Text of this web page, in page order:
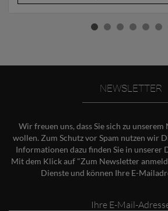
NEWSLETTER
Wir freuen uns, dass Sie sich zu
wollen. Zum Schutz vor Spam nutzen wir
Informationen dazu finden Sie in unserer
Mit dem Klick auf "Zum Newsletter
Dienste und können Ihre E-